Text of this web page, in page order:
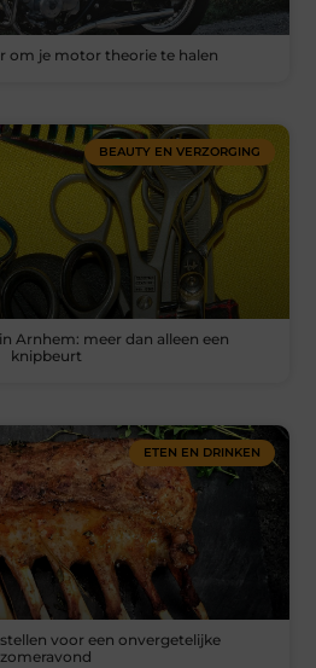
om je motor theorie te halen
BEAUTY EN VERZORGING
Arnhem: meer dan alleen een
knipbeurt
ETEN EN DRINKEN
voor een onvergetelijke
zomeravond